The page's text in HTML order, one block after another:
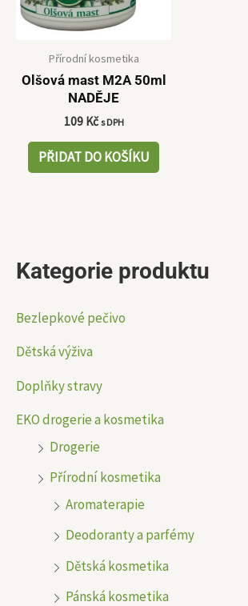
Kategorie produktu
Bezlepkové pečivo
Dětská výživa
Doplňky stravy
EKO drogerie a kosmetika
Drogerie
Přírodní kosmetika
Aromaterapie
Deodoranty a parfémy
Dětská kosmetika
Pánská kosmetika
Přírodní kosmetika
Olšová mast M2A 50ml
NADĚJE
109 Kč s DPH
PŘIDAT DO KOŠÍKU